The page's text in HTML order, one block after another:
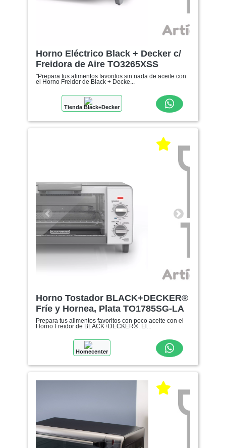
Horno Eléctrico Black + Decker c/
Freidora de Aire TO3265XSS
"Prepara tus alimentos favoritos sin nada de aceite con
el Horno Freidor de Black + Decke...
Tienda Black+Decker
Anterior Siguiente
Horno Tostador BLACK+DECKER®
Fríe y Hornea, Plata TO1785SG-LA
Prepara tus alimentos favoritos con poco aceite con el
Horno Freidor de BLACK+DECKER®. El...
Homecenter